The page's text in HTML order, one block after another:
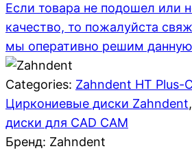
Если товара не подошел или
качество, то пожалуйста
мы оперативно решим
Categories: Zahndent HT Plus-
Циркониевые диски Zahndent,
диски для CAD CAM
Бренд: Zahndent